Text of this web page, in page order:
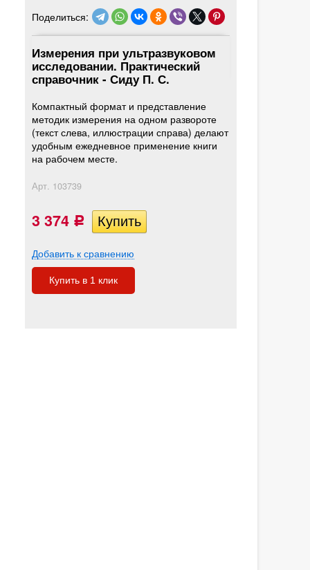
Поделиться:
Измерения при ультразвуковом
исследовании. Практический
справочник - Сиду П. С.
Компактный формат и представление
методик измерения на одном развороте
(текст слева, иллюстрации справа) делают
удобным ежедневное применение книги
на рабочем месте.
Арт. 103739
3 374 Р
Добавить к сравнению
Купить в 1 клик